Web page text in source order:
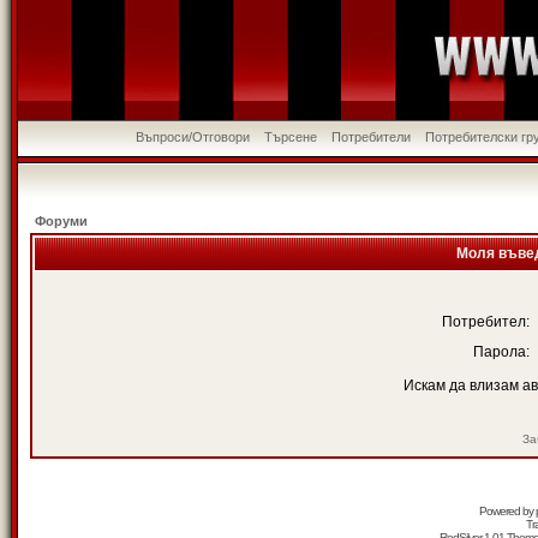
Въпроси/Отговори Търсене Потребители Потребителски
Форуми
Моля
Потребител:
Парола:
Искам да влизам
Powered by